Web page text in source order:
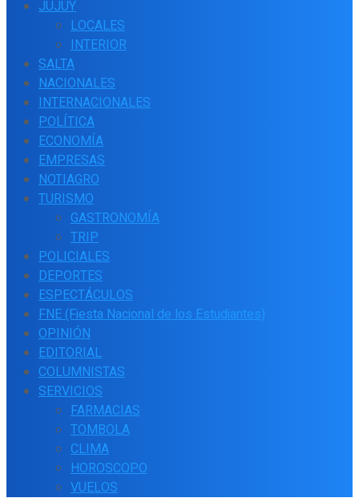
JUJUY
LOCALES
INTERIOR
SALTA
NACIONALES
INTERNACIONALES
POLÍTICA
ECONOMÍA
EMPRESAS
NOTIAGRO
TURISMO
GASTRONOMÍA
TRIP
POLICIALES
DEPORTES
ESPECTÁCULOS
FNE (Fiesta Nacional de los Estudiantes)
OPINIÓN
EDITORIAL
COLUMNISTAS
SERVICIOS
FARMACIAS
TOMBOLA
CLIMA
HOROSCOPO
VUELOS